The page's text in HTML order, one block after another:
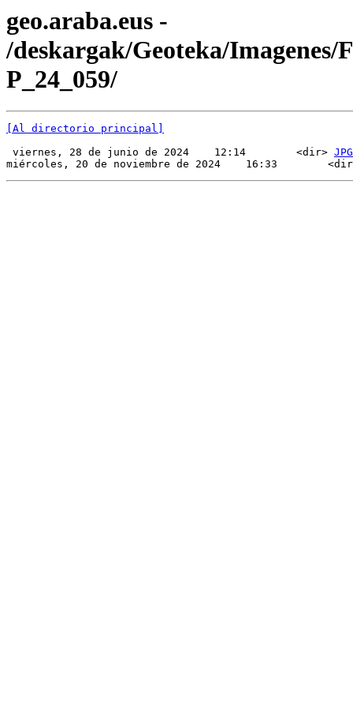
geo.araba.eus -
/deskargak/Geoteka/Imagenes/
P_24_059/
[Al directorio principal]
viernes, 28 de junio de 2024    12:14        <dir> JPG
miércoles, 20 de noviembre de 2024    16:33